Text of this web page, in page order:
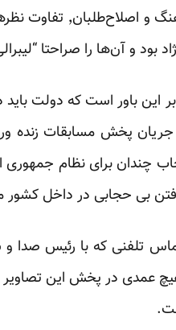
با این وجود به نظر می‌رسد که
و آن‌ها را صراحتا
باور است که دولت باید
چندان برای نظام
بی حجابی در داخل
تلفنی که با رئیس صدا
عمدی در پخش این